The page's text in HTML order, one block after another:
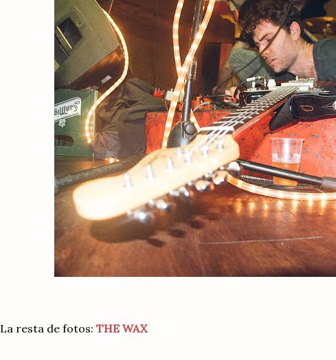
La resta de fotos: THE WAX